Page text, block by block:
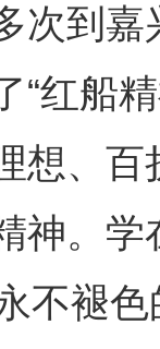
次到
“红船
想、
神。
不褪